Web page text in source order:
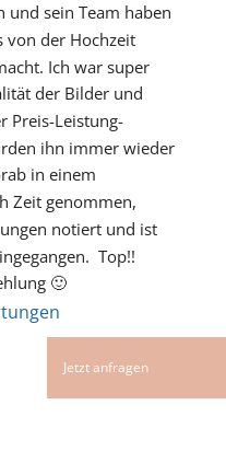
und sein Team haben
von der Hochzeit
Ich war super
der Bilder und
Preis-Leistung-
ihn immer wieder
in einem
Zeit genommen,
notiert und ist
Top!!
🙂